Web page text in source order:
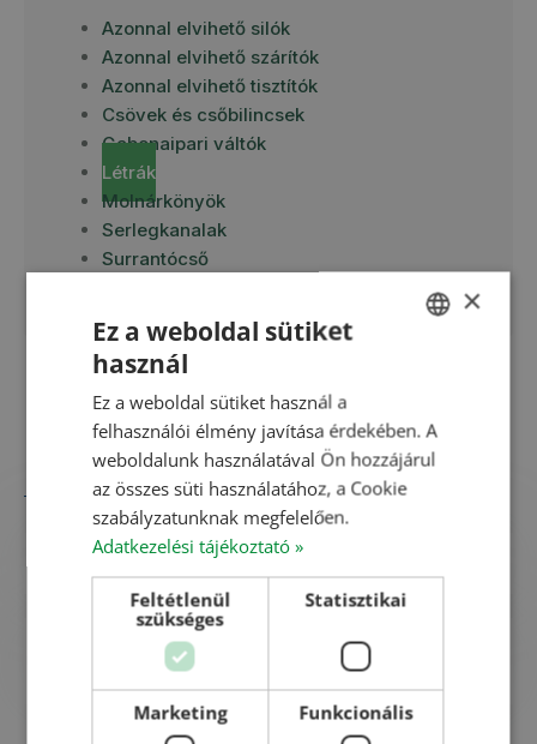
Azonnal elvihető silók
Azonnal elvihető szárítók
Azonnal elvihető tisztítók
Csövek és csőbilincsek
Gabonaipari váltók
Létrák
Molnárkönyök
Serlegkanalak
Surrantócső
Létrák
Létra 8 fokos L=2 m
Létra – silófeljáróra; 2 fm; 2m (8 fokos,
ROMANIAN
CROATIAN
×
Ez a weboldal sütiket
használ
Ez a weboldal sütiket használ a
felhasználói élmény javítása érdekében. A
weboldalunk használatával Ön hozzájárul
az összes süti használatához, a Cookie
szabályzatunknak megfelelően.
Adatkezelési tájékoztató »
Feltétlenül
szükséges
Statisztikai
Marketing Funkcionális